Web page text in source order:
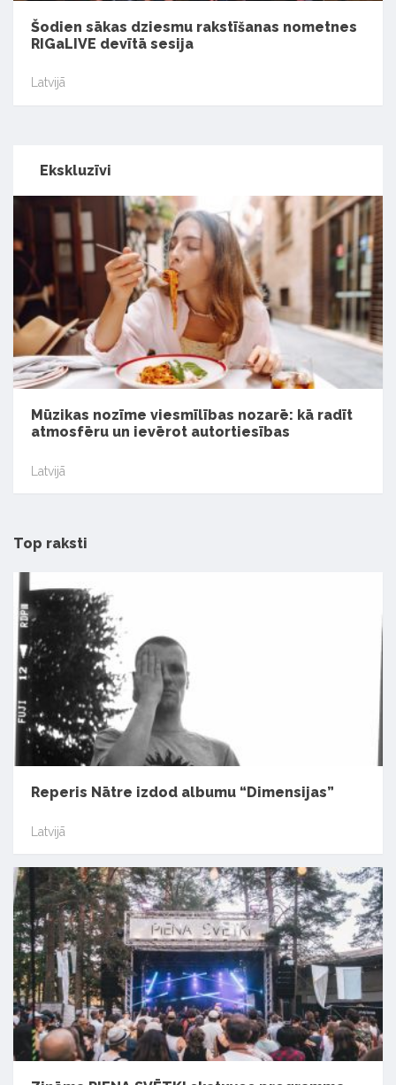
Šodien sākas dziesmu rakstīšanas nometnes
RIGaLIVE devītā sesija
Latvijā
Ekskluzīvi
Mūzikas nozīme viesmīlības nozarē: kā radīt
atmosfēru un ievērot autortiesības
Latvijā
Top raksti
Reperis Nātre izdod albumu “Dimensijas”
Latvijā